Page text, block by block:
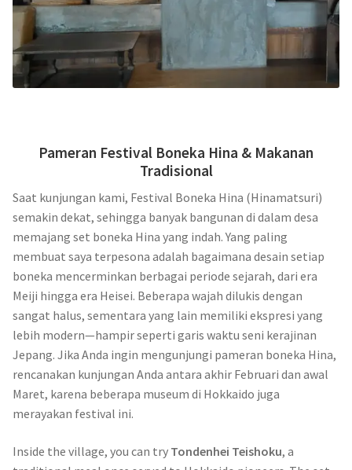
Pameran Festival Boneka Hina & Makanan
Tradisional
Saat kunjungan kami, Festival Boneka Hina (Hinamatsuri)
semakin dekat, sehingga banyak bangunan di dalam desa
memajang set boneka Hina yang indah. Yang paling
membuat saya terpesona adalah bagaimana desain setiap
boneka mencerminkan berbagai periode sejarah, dari era
Meiji hingga era Heisei. Beberapa wajah dilukis dengan
sangat halus, sementara yang lain memiliki ekspresi yang
lebih modern—hampir seperti garis waktu seni kerajinan
Jepang. Jika Anda ingin mengunjungi pameran boneka Hina,
rencanakan kunjungan Anda antara akhir Februari dan awal
Maret, karena beberapa museum di Hokkaido juga
merayakan festival ini.
Inside the village, you can try Tondenhei Teishoku, a